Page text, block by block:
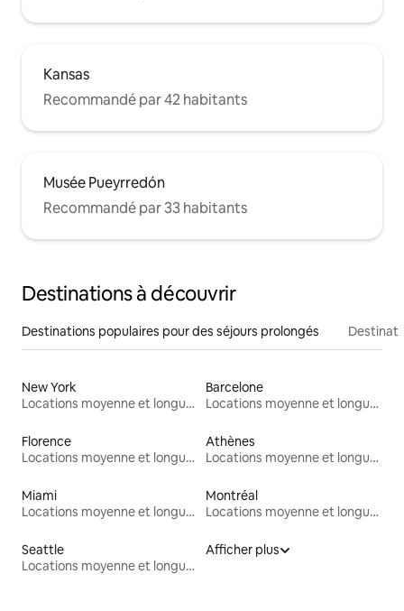
Kansas
Recommandé par 42 habitants
Musée Pueyrredón
Recommandé par 33 habitants
Destinations à découvrir
Destinations populaires pour des séjours prolongés
New York
Locations moyenne et longue durée
Barcelone
Locations moyenne et longue durée
Florence
Locations moyenne et longue durée
Athènes
Locations moyenne et longue durée
Miami
Locations moyenne et longue durée
Montréal
Locations moyenne et longue durée
Seattle
Locations moyenne et longue durée
Afficher plus